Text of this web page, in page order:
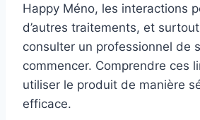
Happy Méno, les interactions
d’autres traitements, et
consulter un professionnel de
commencer. Comprendre ces
utiliser le produit de manière
efficace.